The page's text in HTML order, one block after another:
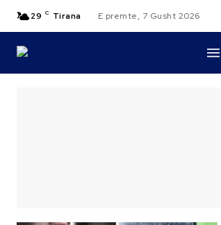
29 C Tirana E premte, 7 Gusht 2026